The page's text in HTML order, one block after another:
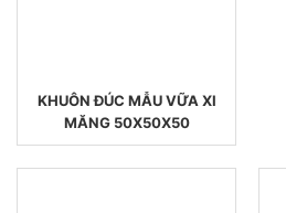
KHUÔN ĐÚC MẪU VỮA XI
MĂNG 50X50X50